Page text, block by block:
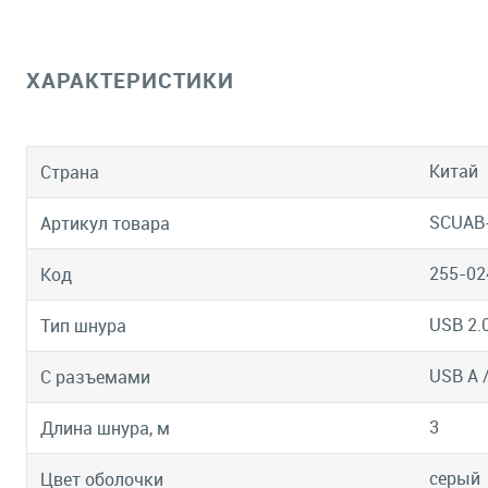
ХАРАКТЕРИСТИКИ
Страна Китай
Артикул товара
Код 255-
Тип шнура USB
С разъемами USB A
Длина шнура, м 3
Цвет оболочки серый